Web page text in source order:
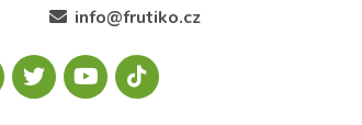
info@frutiko.cz